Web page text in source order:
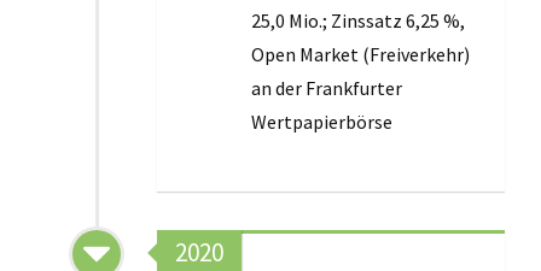
25,0 Mio.; Zinssatz 6,25 %,
Open Market (Freiverkehr)
an der Frankfurter
Wertpapierbörse
2020